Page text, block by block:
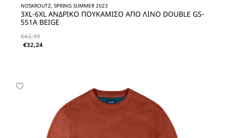
NOSKROUTZ, SPRING SUMMER 2023
3XL-6XL ΑΝΔΡΙΚO ΠΟΥΚΑΜΙΣO ΑΠΟ ΛΙΝΟ DOUBLE GS-
551A BEIGE
€42,99
€32,24